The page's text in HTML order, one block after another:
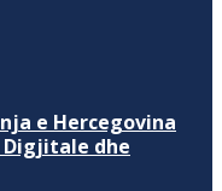
e Hercegovina
Digjitale dhe